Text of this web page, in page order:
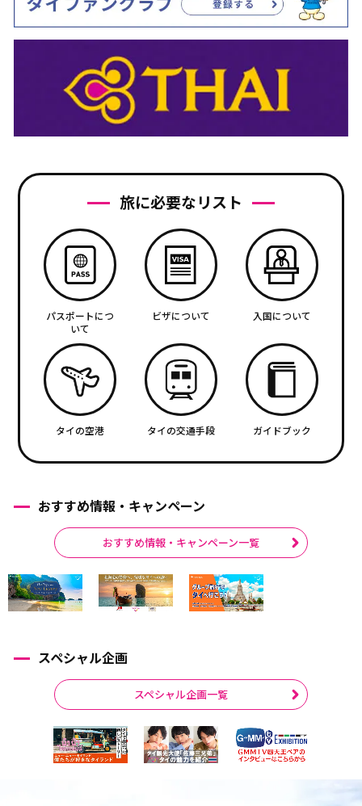
旅に必要なリスト
パスポートにつ
いて
ビザについて 入国について
タイの空港 タイの交通手段 ガイドブック
おすすめ情報・キャンペーン
おすすめ情報・キャンペーン一覧
スペシャル企画
スペシャル企画一覧